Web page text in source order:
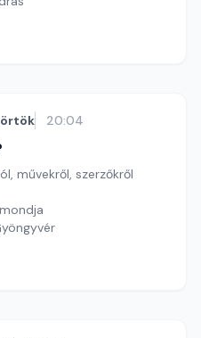
20:04
művekről, szerzőkről